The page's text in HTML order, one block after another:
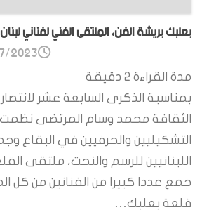
بعلبك بريشة الفن، الملتقى الفني لفناني لبنان
2023
مدة القراءة 2 دقيقة
بمناسبة الذكرى السابعة عشر لانتصار
الثقافة محمد وسام المرتضى نظمت
التشكيليين والحرفيين في البقاع
اللبنانيين للرسم والنحت، ملتقى
جمع عددا كبيرا من الفنانين من كل
قلعة بعلبك…